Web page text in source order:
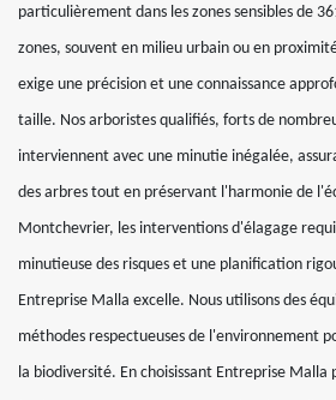
particulièrement dans les zones sensibles de
zones, souvent en milieu urbain ou en
exige une précision et une connaissance
taille. Nos arboristes qualifiés, forts de
interviennent avec une minutie inégalée,
des arbres tout en préservant l'harmonie de
Montchevrier, les interventions d'élagage
minutieuse des risques et une planification
Entreprise Malla excelle. Nous utilisons des
méthodes respectueuses de l'environnement
la biodiversité. En choisissant Entreprise Malla